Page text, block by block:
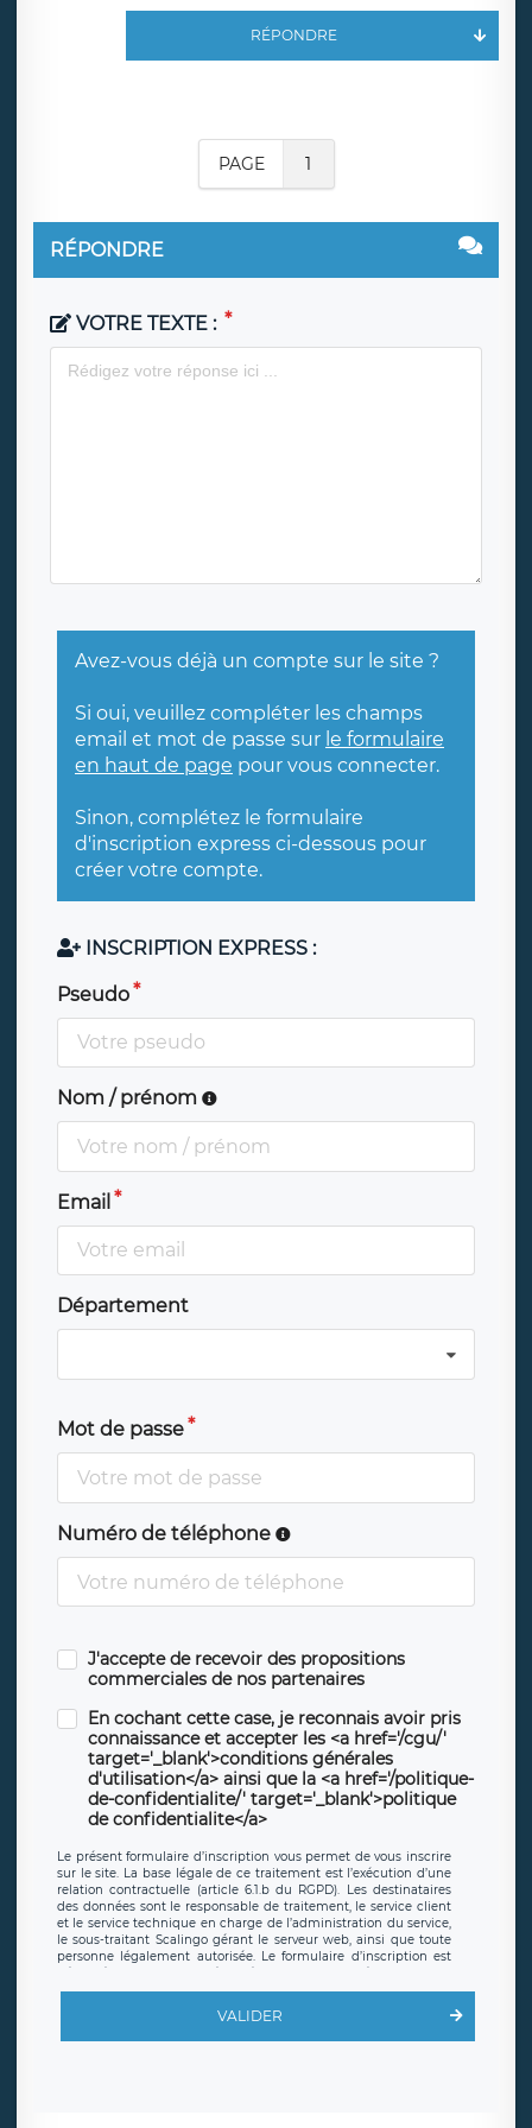
RÉPONDRE
PAGE 1
RÉPONDRE
VOTRE TEXTE :
Avez-vous déjà un compte sur le site ?
Si oui, veuillez compléter les champs
email et mot de passe sur le formulaire
en haut de page pour vous connecter.
Sinon, complétez le formulaire
d'inscription express ci-dessous pour
créer votre compte.
INSCRIPTION EXPRESS :
Pseudo
Nom / prénom
Email
Département
Mot de passe
Numéro de téléphone
J'accepte de recevoir des propositions
commerciales de nos partenaires
En cochant cette case, je reconnais avoir pris
connaissance et accepter les <a href='/cgu/'
target='_blank'>conditions générales
d'utilisation</a> ainsi que la <a href='/politique-
de-confidentialite/' target='_blank'>politique
de confidentialite</a>
Le présent formulaire d’inscription vous permet de vous inscrire
sur le site. La base légale de ce traitement est l’exécution d’une
relation contractuelle (article 6.1.b du RGPD). Les destinataires
des données sont le responsable de traitement, le service client
et le service technique en charge de l’administration du service,
le sous-traitant Scalingo gérant le serveur web, ainsi que toute
personne légalement autorisée. Le formulaire d’inscription est
offrant desclauses de protection conformes au RGPD. Les
en sollicite la suppression, étant entendu que vous pouvez
demander la suppression de vos données et retirer votre
VALIDER